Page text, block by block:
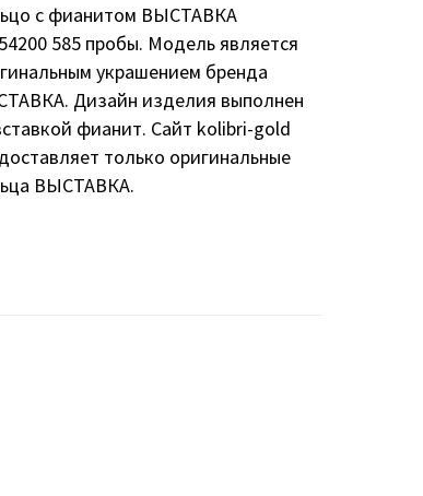
с фианитом ВЫСТАВКА
585 пробы. Модель является
украшением бренда
Дизайн изделия выполнен
фианит. Сайт kolibri-gold
только оригинальные
ВЫСТАВКА.